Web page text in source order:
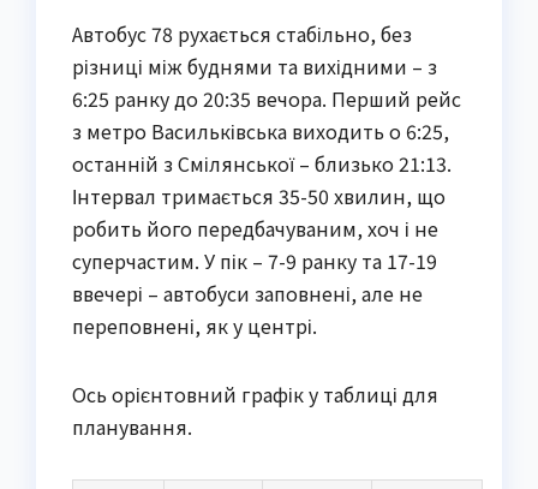
Автобус 78 рухається стабільно, без
різниці між буднями та вихідними – з
6:25 ранку до 20:35 вечора. Перший рейс
з метро Васильківська виходить о 6:25,
останній з Смілянської – близько 21:13.
Інтервал тримається 35-50 хвилин, що
робить його передбачуваним, хоч і не
суперчастим. У пік – 7-9 ранку та 17-19
ввечері – автобуси заповнені, але не
переповнені, як у центрі.
Ось орієнтовний графік у таблиці для
планування.